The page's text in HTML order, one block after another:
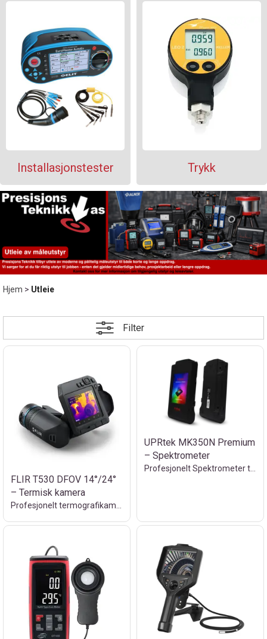
Installasjonstester Trykk
Hjem>Utleie
Filter
FLIR T530 DFOV 14°/24°
– Termisk kamera
UPRtek MK350N Premium
– Spektrometer